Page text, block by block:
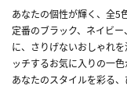
あなたの個性が輝く、全5
定番のブラック、ネイビ
に、さりげないおしゃれ
ッチするお気に入りの一色
あなたのスタイルを彩る